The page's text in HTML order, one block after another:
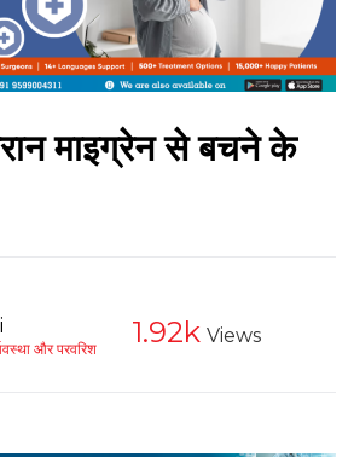
माइग्रेन से बचने के
और परवरिश 1.92k Views